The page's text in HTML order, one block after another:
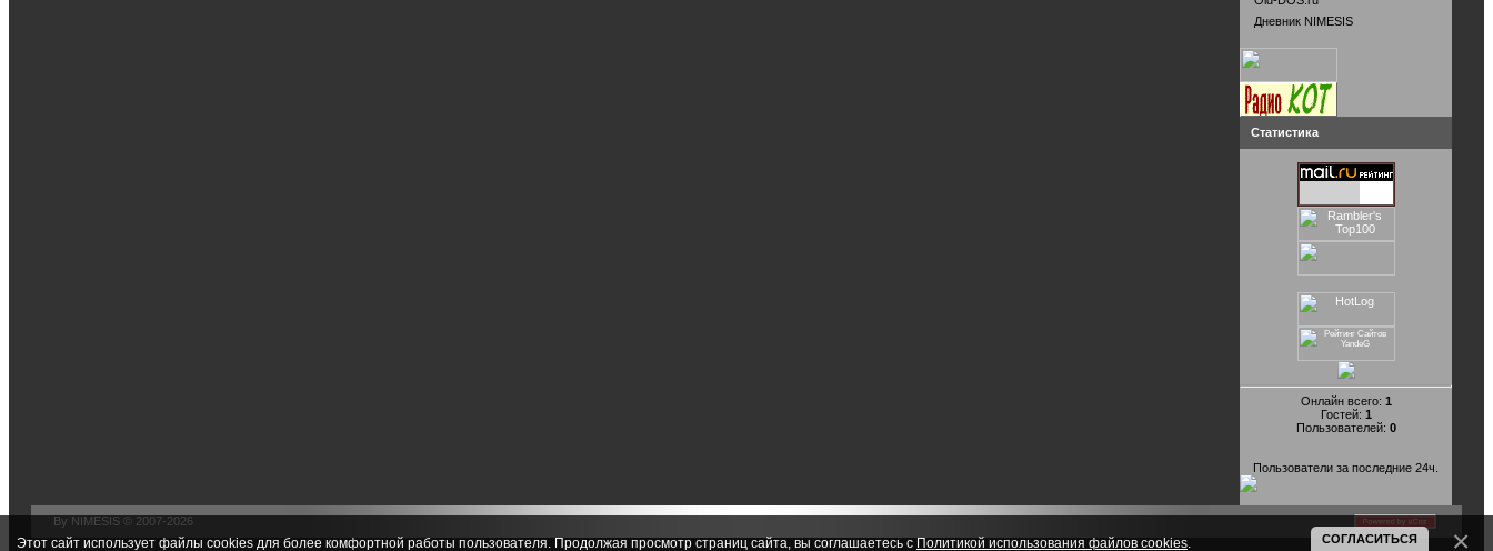
Дневник NIMESIS
Статистика
Онлайн всего: 1
Гостей: 1
Пользователей: 0
Пользователи за последние 24ч.
By NIMESIS © 2007-2026
Этот сайт использует файлы cookies для более комфортной работы пользователя. Продолжая просмотр страниц сайта, вы соглашаетесь сПолитикой использования файлов cookies СОГЛАСИТЬСЯ